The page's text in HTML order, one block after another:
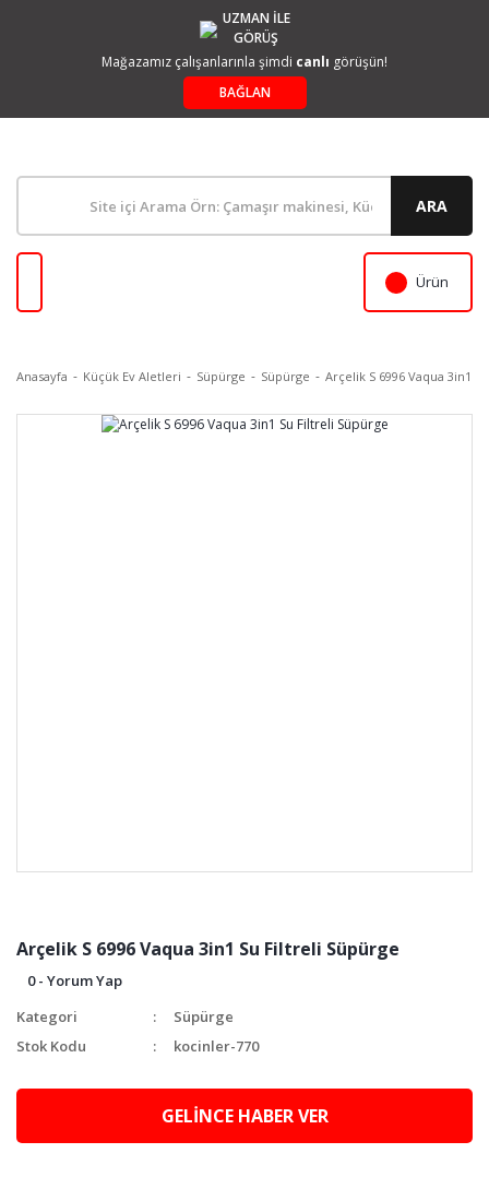
UZMAN İLE
GÖRÜŞ
Mağazamız çalışanlarınla şimdi canlı görüşün!
BAĞLAN
ARA
Ürün
Anasayfa Küçük Ev Aletleri Süpürge Süpürge Arçelik S 6996 Vaqua 3in1
Arçelik S 6996 Vaqua 3in1 Su Filtreli Süpürge
0 - Yorum Yap
Kategori
Süpürge
Stok Kodu
kocinler-770
GELİNCE HABER VER